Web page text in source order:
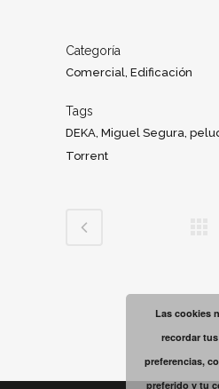
Categoría
Comercial, Edificación
Tags
DEKA, Miguel Segura,
Torrent
Las cookies
recordar
preferencias,
preferido y tu